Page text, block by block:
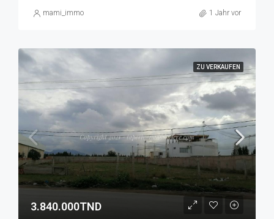
mami_immo 1 Jahr vor
ZU VERKAUFEN
3.840.000TND